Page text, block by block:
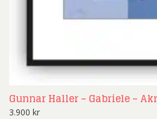
Gunnar Haller – Gabriele –
3.900 kr